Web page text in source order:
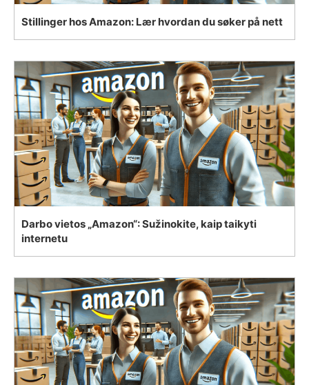
Stillinger hos Amazon: Lær hvordan du søker på nett
Darbo vietos „Amazon“: Sužinokite, kaip taikyti
internetu